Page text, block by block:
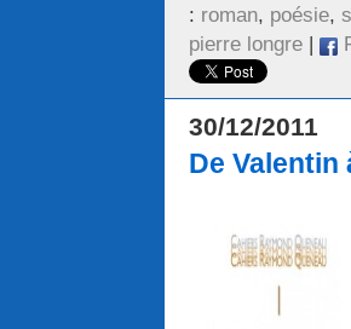
: roman, poésie,
pierre longre |
30/12/2011
De Valentin